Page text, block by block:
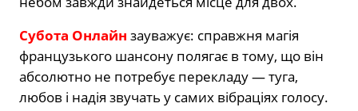
Субота Онлайн зауважує: справжня магія
французького шансону полягає в тому, що він
абсолютно не потребує перекладу — туга,
любов і надія звучать у самих вібраціях голосу.